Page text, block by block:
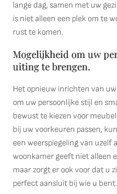
lange dag, samen met uw
is niet alleen een plek om te
rust te komen.
Mogelijkheid om uw
uiting te brengen.
Het opnieuw inrichten van
om uw persoonlijke stijl en
bewust te kiezen voor
bij uw voorkeuren passen,
een weerspiegeling van uzelf
woonkamer geeft niet alleen
maar zorgt er ook voor dat u
perfect aansluit bij wie u bent.